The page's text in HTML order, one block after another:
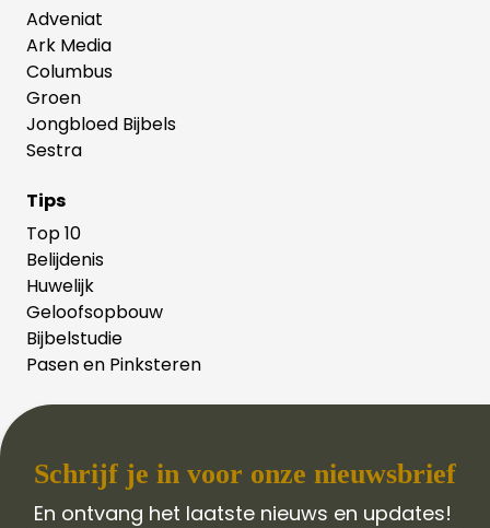
Adveniat
Ark Media
Columbus
Groen
Jongbloed Bijbels
Sestra
Tips
Top 10
Belijdenis
Huwelijk
Geloofsopbouw
Bijbelstudie
Pasen en Pinksteren
Schrijf je in voor onze nieuwsbrief
En ontvang het laatste nieuws en updates!